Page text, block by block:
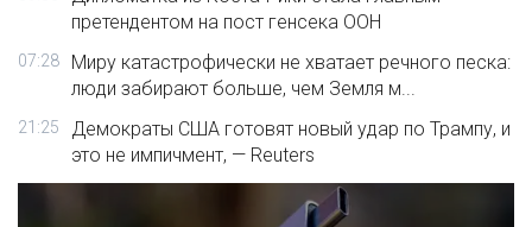
претендентом на пост генсека ООН
07:28
Миру катастрофически не хватает речного песка:
люди забирают больше, чем Земля м...
21:25
Демократы США готовят новый удар по Трампу, и
это не импичмент, — Reuters